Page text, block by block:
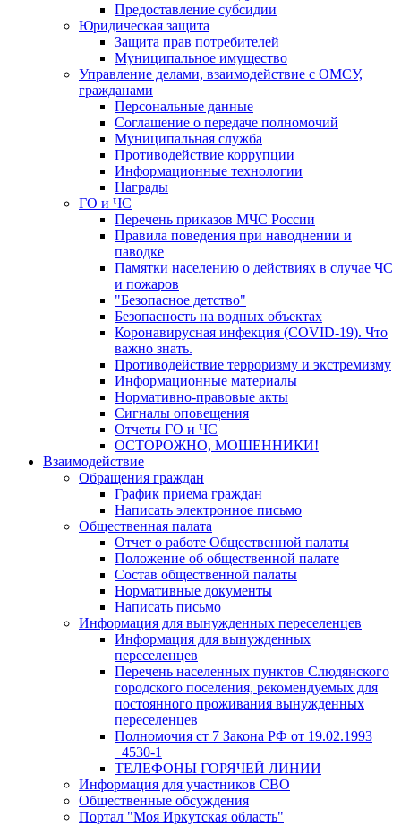
Предоставление субсидии
Юридическая защита
Защита прав потребителей
Муниципальное имущество
Управление делами, взаимодействие с ОМСУ,
гражданами
Персональные данные
Соглашение о передаче полномочий
Муниципальная служба
Противодействие коррупции
Информационные технологии
Награды
ГО и ЧС
Перечень приказов МЧС России
Правила поведения при наводнении и
паводке
Памятки населению о действиях в случае ЧС
и пожаров
"Безопасное детство"
Безопасность на водных объектах
Коронавирусная инфекция (COVID-19). Что
важно знать.
Противодействие терроризму и экстремизму
Информационные материалы
Нормативно-правовые акты
Сигналы оповещения
Отчеты ГО и ЧС
ОСТОРОЖНО, МОШЕННИКИ!
Взаимодействие
Обращения граждан
График приема граждан
Написать электронное письмо
Общественная палата
Отчет о работе Общественной палаты
Положение об общественной палате
Состав общественной палаты
Нормативные документы
Написать письмо
Информация для вынужденных переселенцев
Информация для вынужденных
переселенцев
Перечень населенных пунктов Слюдянского
городского поселения, рекомендуемых для
постоянного проживания вынужденных
переселенцев
Полномочия ст 7 Закона РФ от 19.02.1993
_4530-1
ТЕЛЕФОНЫ ГОРЯЧЕЙ ЛИНИИ
Информация для участников СВО
Общественные обсуждения
Портал "Моя Иркутская область"